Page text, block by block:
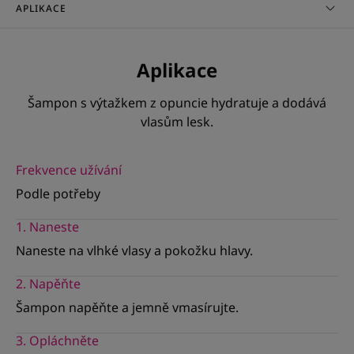
šetrně čistí vlasy i vlasovou pokožku.
dehydrovaným a matným vlasům.
*Ex vivo biometrologický na vlasových vláknech.
**Ex vivo test účinné látky.
APLIKACE
Aplikace
Šampon s výtažkem z opuncie hydratuje a dodává
vlasům lesk.
Frekvence užívání
Podle potřeby
1. Naneste
Naneste na vlhké vlasy a pokožku hlavy.
2. Napěňte
Šampon napěňte a jemně vmasírujte.
3. Opláchněte